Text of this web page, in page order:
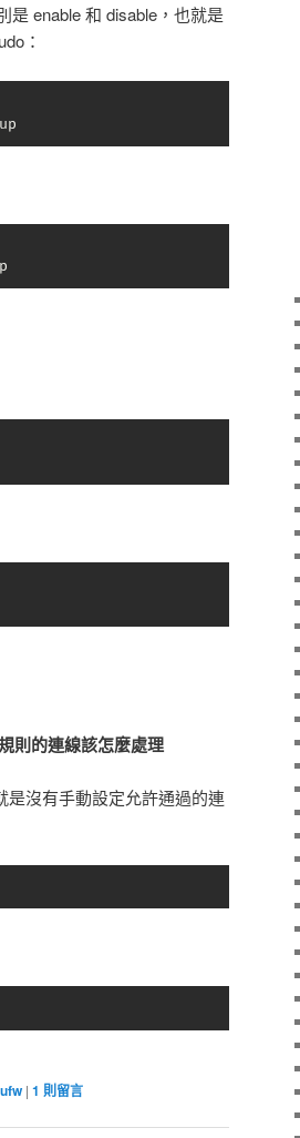
是 enable 和 disable，也就是
：
則的連線該怎麼處理
是沒有手動設定允許通過的連
ufw | 1 則留言